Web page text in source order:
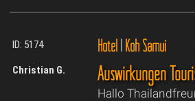
ID: 5174 Hotel|Koh Samui
Christian G. Auswirkungen
Hallo